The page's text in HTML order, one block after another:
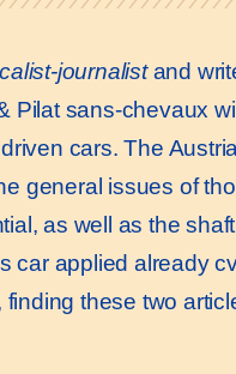
journalistand
sans-chevaux
cars. The
general issues of
as well as the
car applied already
these two